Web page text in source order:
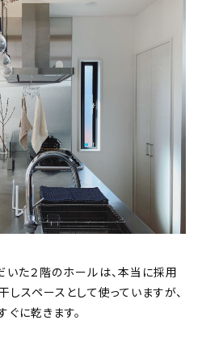
た２階のホールは、本当に採用
しスペースとして使っていますが、
に乾きます。